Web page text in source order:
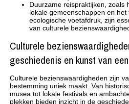
Duurzame reispraktijken, zoals
lokale gemeenschappen en
ecologische voetafdruk, zijn
van culturele
Culturele
geschiedenis en kunst van
Culturele bezienswaardigheden zijn
bestemming uniek maakt. Van
musea tot lokale festivals en
plekken bieden inzicht in de